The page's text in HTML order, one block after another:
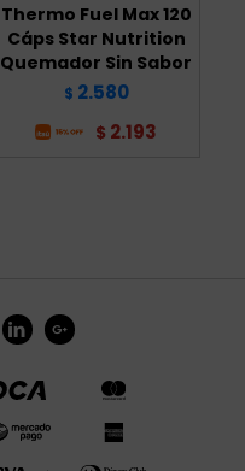
Thermo Fuel Max 120
Cáps Star Nutrition
Quemador Sin Sabor
$ 2.580
$ 2.193
 